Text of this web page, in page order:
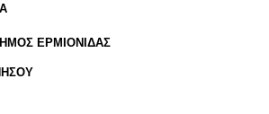
ΕΡΜΙΟΝΙΔΑΣ